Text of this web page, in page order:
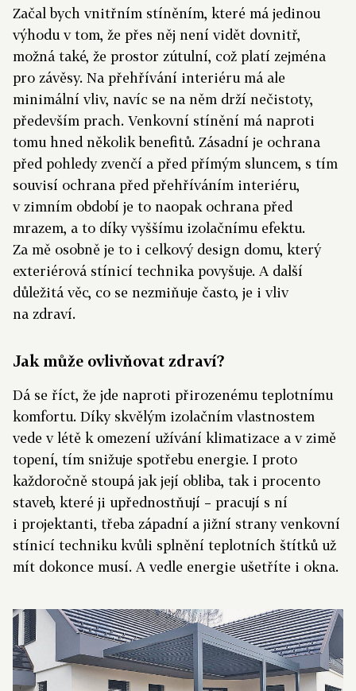
Začal bych vnitřním stíněním, které má jedinou
výhodu v tom, že přes něj není vidět dovnitř,
možná také, že prostor zútulní, což platí zejména
pro závěsy. Na přehřívání interiéru má ale
minimální vliv, navíc se na něm drží nečistoty,
především prach. Venkovní stínění má naproti
tomu hned několik benefitů. Zásadní je ochrana
před pohledy zvenčí a před přímým sluncem, s tím
souvisí ochrana před přehříváním interiéru,
v zimním období je to naopak ochrana před
mrazem, a to díky vyššímu izolačnímu efektu.
Za mě osobně je to i celkový design domu, který
exteriérová stínicí technika povyšuje. A další
důležitá věc, co se nezmiňuje často, je i vliv
na zdraví.
Jak může ovlivňovat zdraví?
Dá se říct, že jde naproti přirozenému teplotnímu
komfortu. Díky skvělým izolačním vlastnostem
vede v létě k omezení užívání klimatizace a v zimě
topení, tím snižuje spotřebu energie. I proto
každoročně stoupá jak její obliba, tak i procento
staveb, které ji upřednostňují – pracují s ní
i projektanti, třeba západní a jižní strany venkovní
stínicí techniku kvůli splnění teplotních štítků už
mít dokonce musí. A vedle energie ušetříte i okna.